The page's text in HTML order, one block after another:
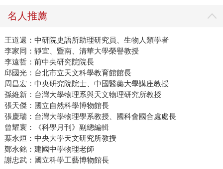
名人推薦
王道還：中研院史語所助理研究員、生物人類學者
李家同：靜宜、暨南、清華大學榮譽教授
李遠哲：前中央研究院院長
邱國光：台北市立天文科學教育館館長
周昌宏：中央研究院院士、中國醫藥大學講座教授
孫維新：台灣大學物理系與天文物理研究所教授
張天傑：國立自然科學博物館長
張慶瑞：台灣大學物理學系教授、國科會國合處處長
曾耀寰：《科學月刊》副總編輯
葉永烜：中央大學天文研究所教授
鄭永銘：建國中學物理老師
謝忠武：國立科學工藝博物館長